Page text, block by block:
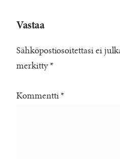
Vastaa
Sähköpostiosoitettasi ei
merkitty *
Kommentti *